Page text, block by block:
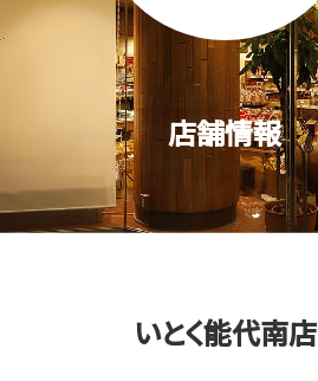
店舗情報
いとく能代南店